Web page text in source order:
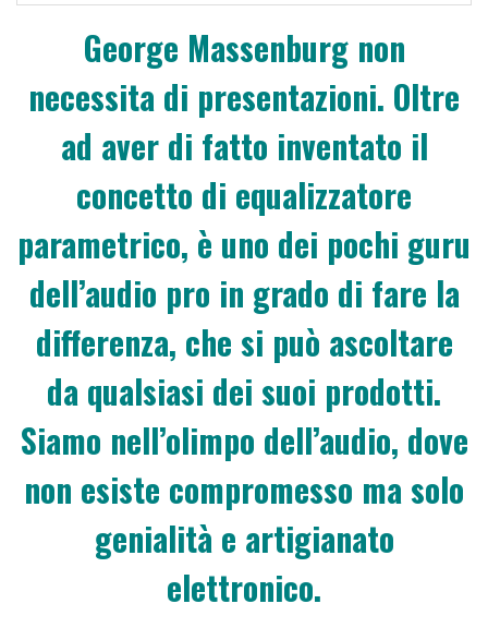
George Massenburg non
necessita di presentazioni. Oltre
ad aver di fatto inventato il
concetto di equalizzatore
parametrico, è uno dei pochi guru
dell’audio pro in grado di fare la
differenza, che si può ascoltare
da qualsiasi dei suoi prodotti.
Siamo nell’olimpo dell’audio, dove
non esiste compromesso ma solo
genialità e artigianato
elettronico.